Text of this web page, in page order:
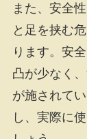
また、安全
と足を挟む
ります。安
凸が少なく
が施されて
し、実際に